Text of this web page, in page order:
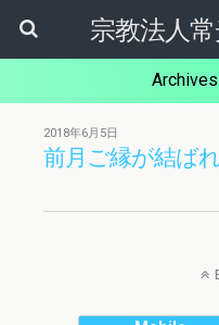
宗教法人
2018年6月5日
前月ご縁が結ば